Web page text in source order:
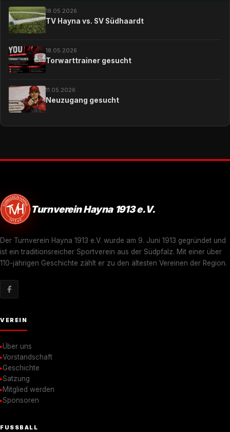
18.05.2026
TV Hayna vs. SV Südhaardt
18.05.2026
Torwarttrainer gesucht
11.05.2026
Neuzugang gesucht
Turnverein Hayna 1913 e.V.
Der Turnverein Hayna 1913 e.V. wurde am 9. Juni 1913 gegründet und
ist ein traditionsreicher Sportverein aus der Südpfalz. Mit einer über
110-jährigen Geschichte zählt er zu den ältesten Vereinen der Region.
VEREIN
Über uns
Vorstandschaft
Geschichte
Satzung
Mitglied werden
Sponsoren
FUSSBALL